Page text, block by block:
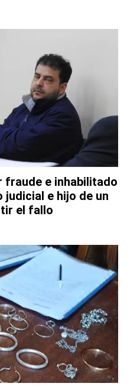
fraude e inhabilitado
judicial e hijo de un
el fallo